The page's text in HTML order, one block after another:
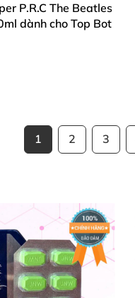
P.R.C The Beatles
dành cho Top Bot
1 2 3